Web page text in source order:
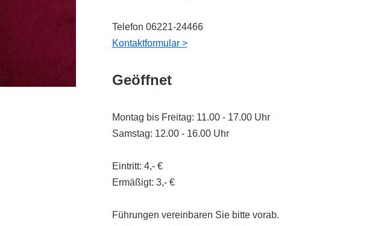
Telefon 06221-24466
Kontaktformular >
Geöffnet
Montag bis Freitag: 11.00 - 17.00 Uhr
Samstag: 12.00 - 16.00 Uhr
Eintritt: 4,- €
Ermäßigt: 3,- €
Führungen vereinbaren Sie bitte vorab.